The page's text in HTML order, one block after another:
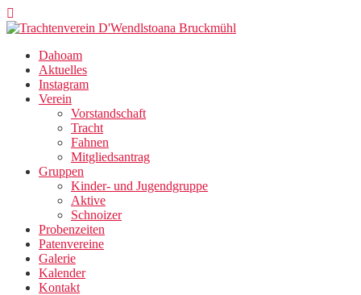
Zum
Inhalt
Dahoam
Aktuelles
Instagram
Verein
Vorstandschaft
Tracht
Fahnen
Mitgliedsantrag
Gruppen
Kinder- und Jugendgruppe
Aktive
Schnoizer
Probenzeiten
Patenvereine
Galerie
Kalender
Kontakt